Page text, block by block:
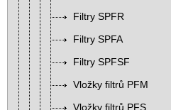
Filtry SPFR
Filtry SPFA
Filtry SPFSF
Vložky filtrů PFM
Vložky filtrů PFS